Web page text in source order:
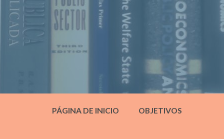
PÁGINA DE INICIO OBJETIVOS